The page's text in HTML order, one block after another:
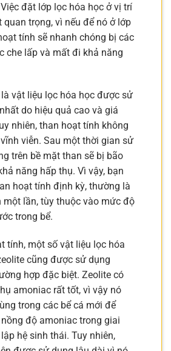
đặt lớp lọc hóa học ở vị trí
quan trọng, vì nếu để nó ở lớp
tính sẽ nhanh chóng bị các
che lấp và mất đi khả năng
vật liệu lọc hóa học được sử
do hiệu quả cao và giá
nhiên, than hoạt tính không
viễn. Sau một thời gian sử
trên bề mặt than sẽ bị bão
năng hấp thụ. Vì vậy, bạn
hoạt tính định kỳ, thường là
một lần, tùy thuộc vào mức độ
trong bể.
tính, một số vật liệu lọc hóa
cũng được sử dụng
hợp đặc biệt. Zeolite có
amoniac rất tốt, vì vậy nó
trong các bể cá mới để
độ amoniac trong giai
hệ sinh thái. Tuy nhiên,